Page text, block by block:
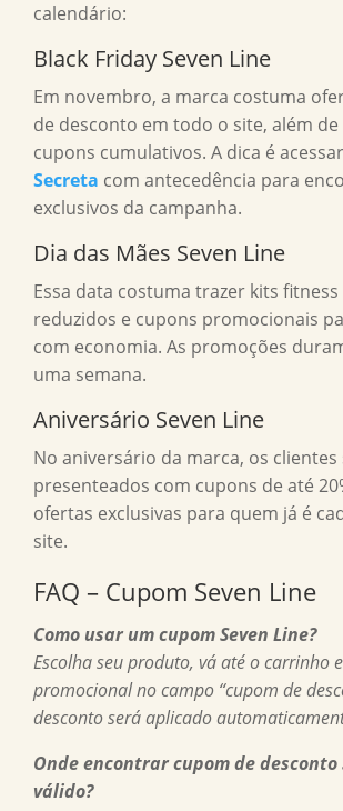
calendário:
Black Friday Seven Line
Em novembro, a marca costuma
de desconto em todo o site, além
cupons cumulativos. A dica é
Secreta com antecedência para
exclusivos da campanha.
Dia das Mães Seven Line
Essa data costuma trazer kits
reduzidos e cupons promocionais
com economia. As promoções
uma semana.
Aniversário Seven Line
No aniversário da marca, os clientes
presenteados com cupons de até
ofertas exclusivas para quem já é
site.
FAQ – Cupom Seven Line
Como usar um cupom Seven Line?
Escolha seu produto, vá até o carrinho
promocional no campo “cupom de
desconto será aplicado
Onde encontrarcupom de desconto
válido?